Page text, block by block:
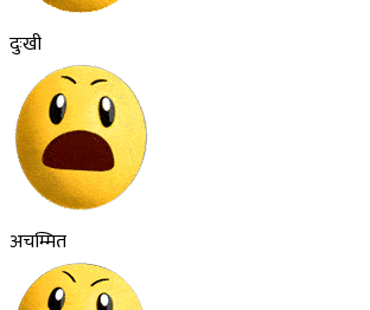
दुःखी
अचम्मित